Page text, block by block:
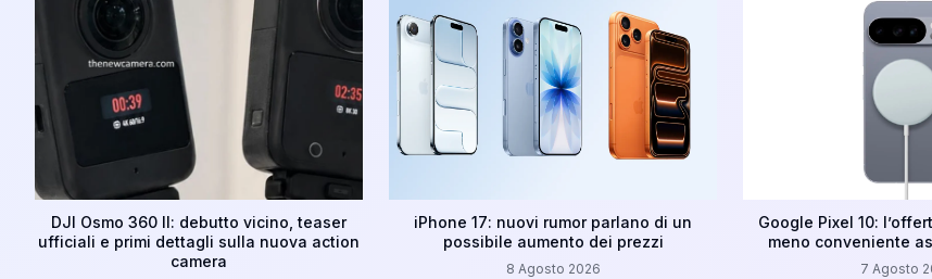
DJI Osmo 360 II: debutto vicino, teaser
ufficiali e primi dettagli sulla nuova action
camera
iPhone 17: nuovi rumor parlano di un
possibile aumento dei prezzi
8 Agosto 2026
Google Pixel 10:
meno conveniente
7 Agosto